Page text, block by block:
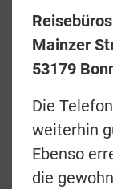
Preise &
zurück
Mainzer
53179
Die
weiterhin
Ebenso
die